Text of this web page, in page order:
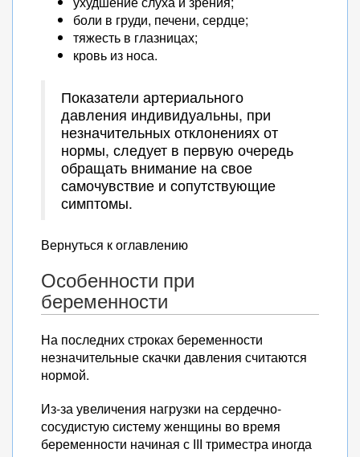
боли в груди, печени, сердце;
тяжесть в глазницах;
кровь из носа.
Показатели артериального
давления индивидуальны, при
незначительных отклонениях от
нормы, следует в первую очередь
обращать внимание на свое
самочувствие и сопутствующие
симптомы.
Вернуться к оглавлению
Особенности при
беременности
На последних строках беременности
незначительные скачки давления считаются
нормой.
Из-за увеличения нагрузки на сердечно-
сосудистую систему женщины во время
беременности начиная с ІІІ триместра иногда